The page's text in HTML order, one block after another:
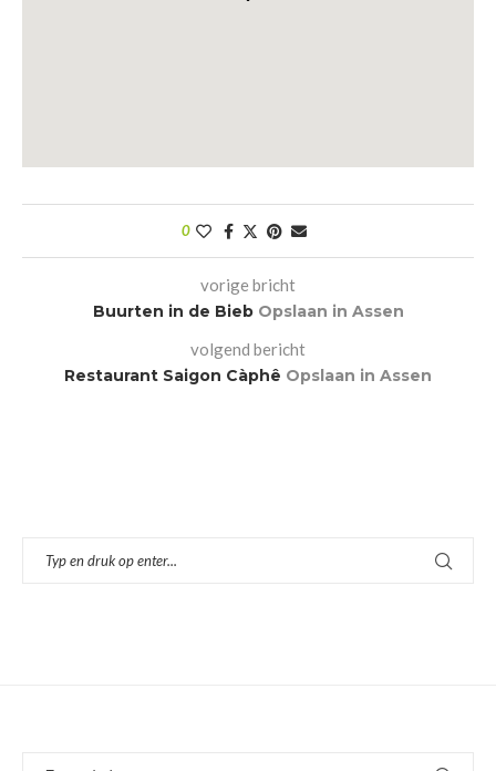
0
vorige bricht
Buurten in de Bieb Opslaan in Assen
volgend bericht
Restaurant Saigon Càphê Opslaan in Assen